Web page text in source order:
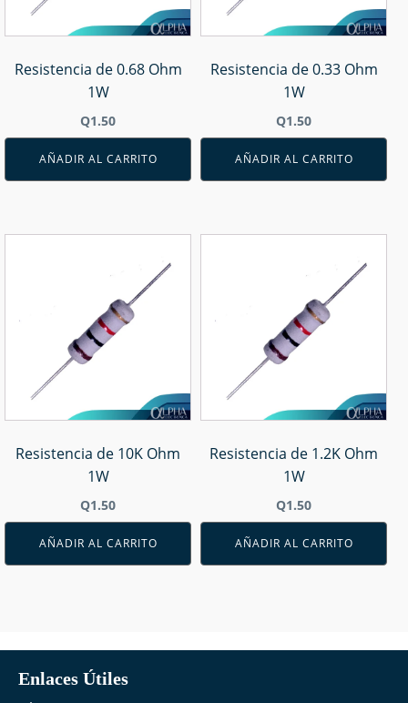
Resistencia de 0.68 Ohm
1W
Q1.50
AÑADIR AL CARRITO
Resistencia de 0.33 Ohm
1W
Q1.50
AÑADIR AL CARRITO
Resistencia de 10K Ohm
1W
Q1.50
AÑADIR AL CARRITO
Resistencia de 1.2K Ohm
1W
Q1.50
AÑADIR AL CARRITO
Enlaces Útiles